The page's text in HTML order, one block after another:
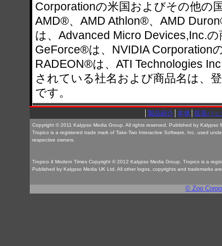
Corporationの米国およびその他の
AMD®、AMD Athlon®、AMD
は、Advanced Micro Devices,Inc.
GeForce®は、NVIDIA Corporation
RADEON®は、ATI Technologies
されている社名および商品名は、
です。
製品紹介│ 本体│ 拡張パッ
Copyright © 2011 Kalypso Media Group. All rights reserved. Published by
Tropico is a registered trade mark of Take-Two Interactive Software, Inc. used
respective owners.
Tropico 4 Modern Times Copyright © 2012 Kalypso Media Group. Tropico is a
Published by Kalypso Media UK Ltd. All other logos, copyrights and trademarks
© Zoo